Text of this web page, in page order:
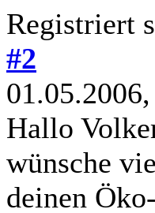
Registriert
#2
Hallo
wünsche
deinen